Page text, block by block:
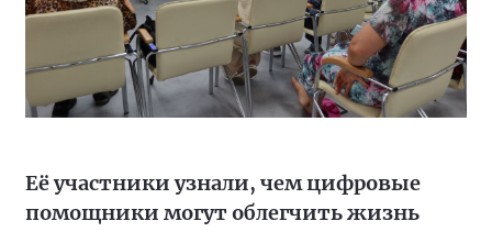
Её участники узнали, чем цифровые
помощники могут облегчить жизнь